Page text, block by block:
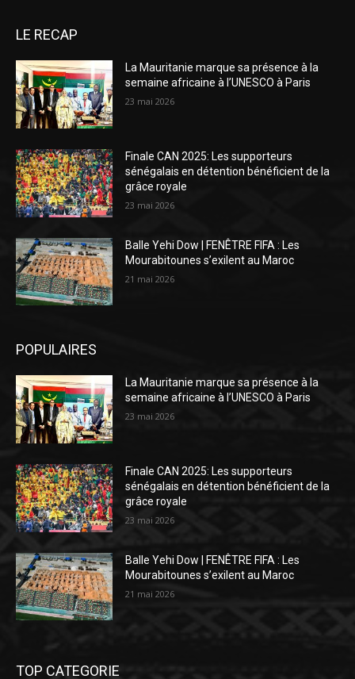
LE RECAP
La Mauritanie marque sa présence à la
semaine africaine à l’UNESCO à Paris
23 mai 2026
Finale CAN 2025: Les supporteurs
sénégalais en détention bénéficient de la
grâce royale
23 mai 2026
Balle Yehi Dow | FENÊTRE FIFA : Les
Mourabitounes s’exilent au Maroc
21 mai 2026
POPULAIRES
La Mauritanie marque sa présence à la
semaine africaine à l’UNESCO à Paris
23 mai 2026
Finale CAN 2025: Les supporteurs
sénégalais en détention bénéficient de la
grâce royale
23 mai 2026
Balle Yehi Dow | FENÊTRE FIFA : Les
Mourabitounes s’exilent au Maroc
21 mai 2026
TOP CATEGORIE